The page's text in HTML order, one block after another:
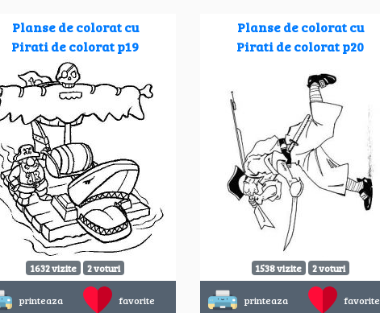
Planse de colorat cu
Pirati de colorat p19
1632 vizite 2 voturi
printeaza favorite
Planse de colorat cu
Pirati de colorat p20
1538 vizite 2 voturi
printeaza favorite